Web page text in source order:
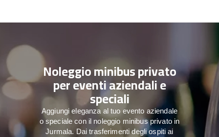
Noleggio minibus privato
per eventi aziendali e
speciali
Aggiungi eleganza al tuo evento aziendale
o speciale con il noleggio minibus privato in
Jurmala. Dai trasferimenti degli ospiti ai